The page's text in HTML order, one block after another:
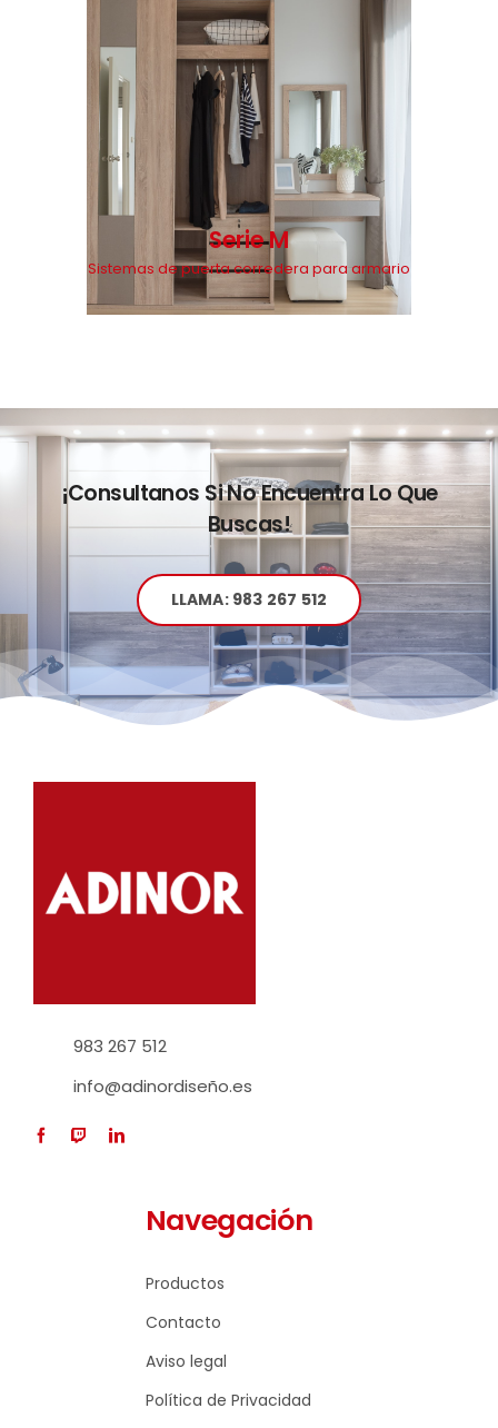
Serie M
Sistemas de puerta corredera para armario
¡Consultanos Si No Encuentra Lo Que
Buscas!
LLAMA: 983 267 512
983 267 512
info@adinordiseño.es
Navegación
Productos
Contacto
Aviso legal
Política de Privacidad